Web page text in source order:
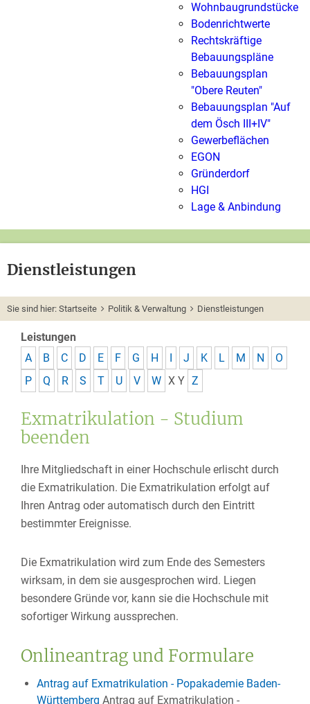
Wohnbaugrundstücke
Bodenrichtwerte
Rechtskräftige
Bebauungspläne
Bebauungsplan
"Obere Reuten"
Bebauungsplan "Auf
dem Ösch III+IV"
Gewerbeflächen
EGON
Gründerdorf
HGI
Lage & Anbindung
Dienstleistungen
Sie sind hier: Startseite Politik & Verwaltung Dienstleistungen
Leistungen
A
B C D E F G H I J K L M N
O
P
Q R S T U V W X Y Z
Exmatrikulation - Studium
beenden
Ihre Mitgliedschaft in einer Hochschule erlischt durch
die Exmatrikulation. Die Exmatrikulation erfolgt auf
Ihren Antrag oder automatisch durch den Eintritt
bestimmter Ereignisse.
Die Exmatrikulation wird zum Ende des Semesters
wirksam, in dem sie ausgesprochen wird. Liegen
besondere Gründe vor, kann sie die Hochschule mit
sofortiger Wirkung aussprechen.
Onlineantrag und Formulare
Antrag auf Exmatrikulation - Popakademie Baden-
Württemberg Antrag auf Exmatrikulation -